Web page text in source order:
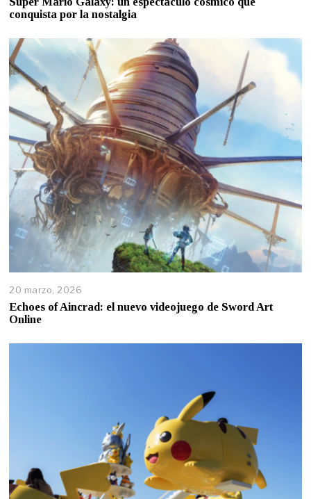
conquista por la nostalgia
20 marzo, 2026
Echoes of Aincrad: el nuevo videojuego de Sword Art
Online